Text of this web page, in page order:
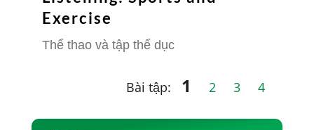
Exercise
Thể thao và tập thể dục
Bài tập: 1 2 3 4